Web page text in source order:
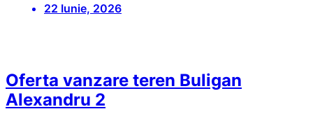
22 Iunie, 2026
Oferta vanzare teren Buligan
Alexandru 2